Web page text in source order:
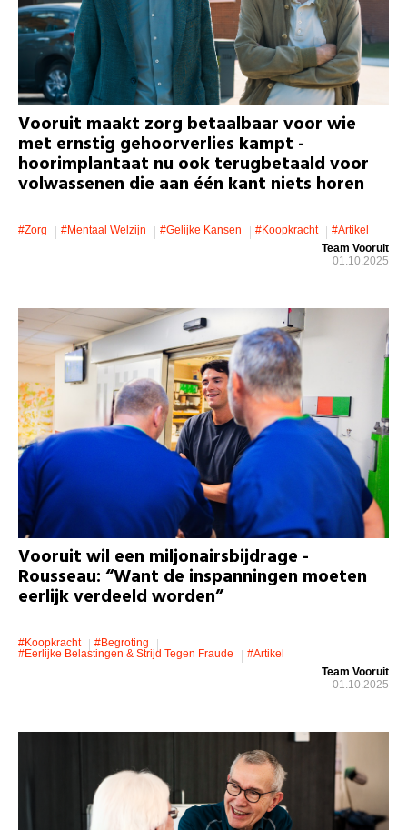
Vooruit maakt zorg betaalbaar voor wie
met ernstig gehoorverlies kampt -
hoorimplantaat nu ook terugbetaald voor
volwassenen die aan één kant niets horen
#zorg #mentaal Welzijn #gelijke Kansen #koopkracht
#artikel
Team Vooruit
01.10.2025
Vooruit wil een miljonairsbijdrage -
Rousseau: “Want de inspanningen moeten
eerlijk verdeeld worden”
#koopkracht
#Begroting
#eerlijke Belastingen & Strijd Tegen Fraude
#artikel
Team Vooruit
01.10.2025